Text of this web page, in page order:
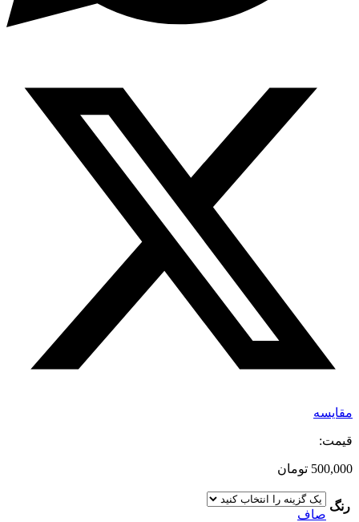
مقایسه
قیمت:
500,000 تومان
رنگ
صاف